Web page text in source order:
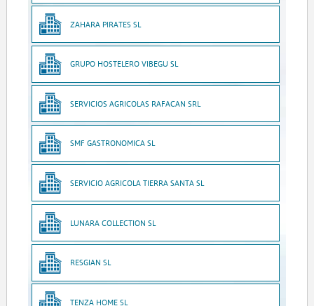
ZAHARA PIRATES SL
GRUPO HOSTELERO VIBEGU SL
SERVICIOS AGRICOLAS RAFACAN SRL
SMF GASTRONOMICA SL
SERVICIO AGRICOLA TIERRA SANTA SL
LUNARA COLLECTION SL
RESGIAN SL
TENZA HOME SL